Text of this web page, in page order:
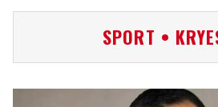
SPORT •